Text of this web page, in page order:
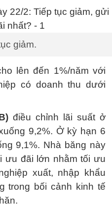
giảm.
lên đến 1%/năm với
có doanh thu dưới
điều chỉnh lãi suất ở
9,2%. Ở kỳ hạn 6
9,1%. Nhà băng này
ưu đãi lớn nhằm tối ưu
xuất, nhập khẩu
trong bối cảnh kinh tế